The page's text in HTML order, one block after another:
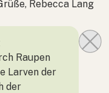
Rebecca Lang
Raupen
Larven der
der